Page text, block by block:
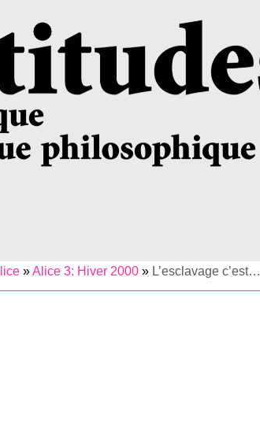
»Alice 3: Hiver 2000» L’esclavage c’est…